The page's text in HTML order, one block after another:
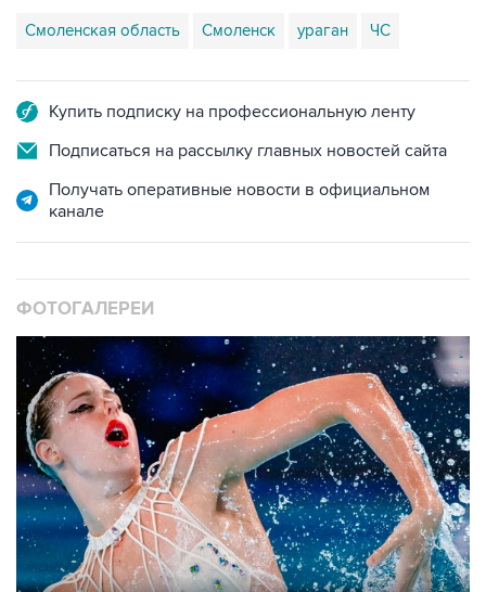
Смоленская область Смоленск ураган ЧС
Купить подписку на профессиональную ленту
Подписаться на рассылку главных новостей сайта
Получать оперативные новости в официальном
канале
ФОТОГАЛЕРЕИ